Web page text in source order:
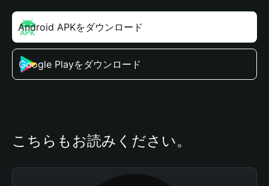
Android APKをダウンロード
Google Playをダウンロード
こちらもお読みください。